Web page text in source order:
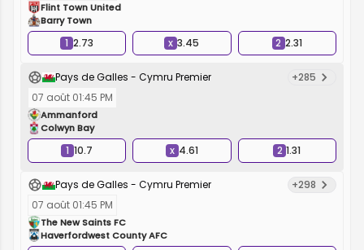
Flint Town United
Barry Town
1 2.73 x 3.45 2 2.31
Pays de Galles - Cymru Premier
+285
07 août 01:45 PM
Ammanford
Colwyn Bay
1 10.7 x 4.61 2 1.31
Pays de Galles - Cymru Premier
+298
07 août 01:45 PM
The New Saints FC
Haverfordwest County AFC